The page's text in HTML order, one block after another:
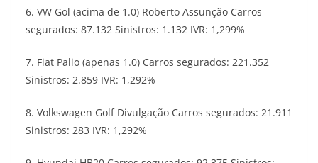
6. VW Gol (acima de 1.0) Roberto Assunção Carros
segurados: 87.132 Sinistros: 1.132 IVR: 1,299%
7. Fiat Palio (apenas 1.0) Carros segurados: 221.352
Sinistros: 2.859 IVR: 1,292%
8. Volkswagen Golf Divulgação Carros segurados: 21.911
Sinistros: 283 IVR: 1,292%